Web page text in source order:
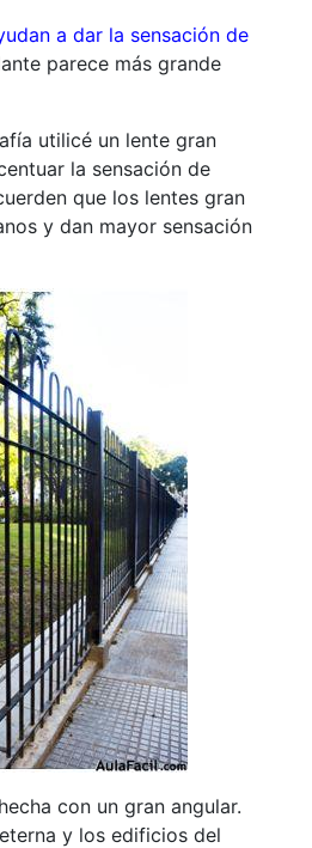
a dar la sensación de
parece más grande
utilicé un lente gran
la sensación de
que los lentes gran
y dan mayor sensación
con un gran angular.
y los edificios del